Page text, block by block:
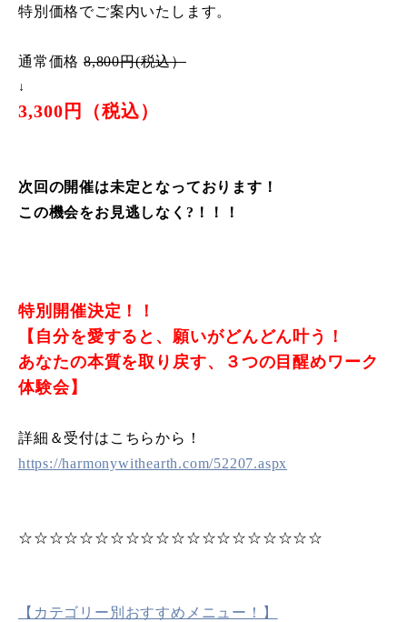
特別価格でご案内いたします。
通常価格 8,800円(税込）
↓
3,300円（税込）
次回の開催は未定となっております！
この機会をお見逃しなく?！！！
特別開催決定！！
【自分を愛すると、願いがどんどん叶う！
あなたの本質を取り戻す、３つの目醒めワーク
体験会】
詳細＆受付はこちらから！
https://harmonywithearth.com/52207.aspx
☆☆☆☆☆☆☆☆☆☆☆☆☆☆☆☆☆☆☆☆
【カテゴリー別おすすめメニュー！】